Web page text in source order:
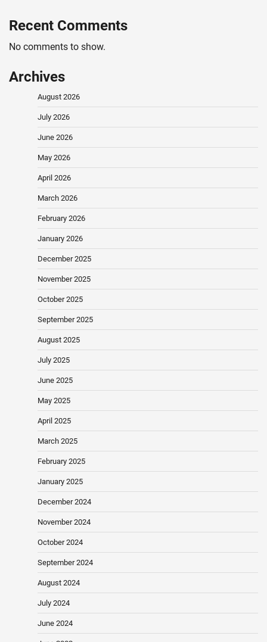
Recent Comments
No comments to show.
Archives
August 2026
July 2026
June 2026
May 2026
April 2026
March 2026
February 2026
January 2026
December 2025
November 2025
October 2025
September 2025
August 2025
July 2025
June 2025
May 2025
April 2025
March 2025
February 2025
January 2025
December 2024
November 2024
October 2024
September 2024
August 2024
July 2024
June 2024